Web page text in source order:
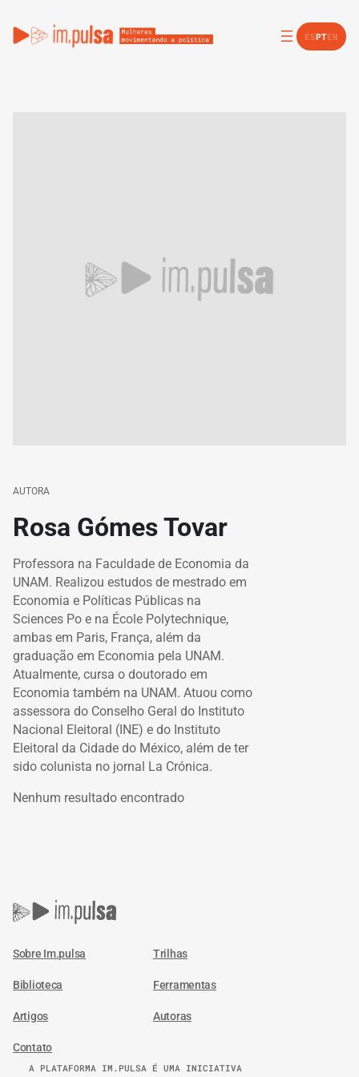
ESPTEN
AUTORA
Rosa Gómes Tovar
Professora na Faculdade de Economia da
UNAM. Realizou estudos de mestrado em
Economia e Políticas Públicas na
Sciences Po e na École Polytechnique,
ambas em Paris, França, além da
graduação em Economia pela UNAM.
Atualmente, cursa o doutorado em
Economia também na UNAM. Atuou como
assessora do Conselho Geral do Instituto
Nacional Eleitoral (INE) e do Instituto
Eleitoral da Cidade do México, além de ter
sido colunista no jornal La Crónica.
Nenhum resultado encontrado
Sobre Im.pulsa Trilhas
Biblioteca Ferramentas
Artigos Autoras
Contato
A PLATAFORMA IM.PULSA É UMA INICIATIVA